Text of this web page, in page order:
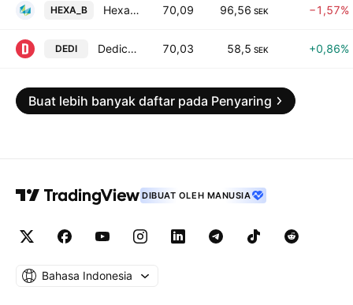
HEXA_B Hexagon AB Class B 70,09 96,56 SEK −1,57%
DEDI Dedicare AB 70,03 58,5 SEK +0,86%
Buat lebih banyak daftar pada Penyaring
DIBUAT OLEH MANUSIA
Bahasa Indonesia